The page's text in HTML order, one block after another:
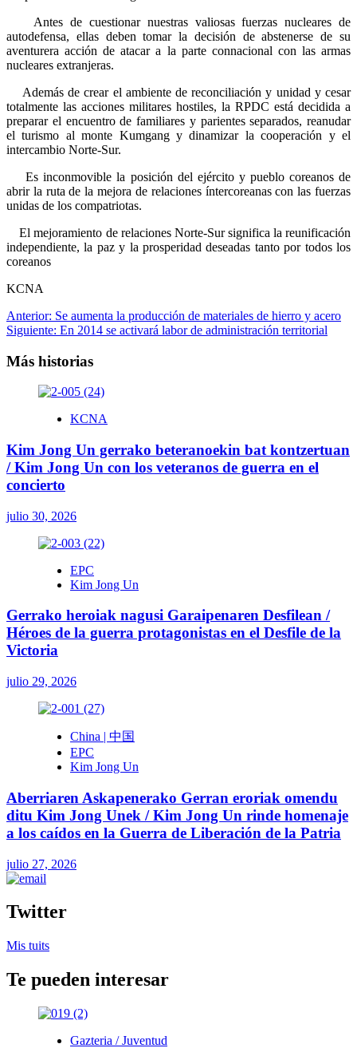
Antes de cuestionar nuestras valiosas fuerzas nucleares de
autodefensa, ellas deben tomar la decisión de abstenerse de su
aventurera acción de atacar a la parte connacional con las armas
nucleares extranjeras.
Además de crear el ambiente de reconciliación y unidad y cesar
totalmente las acciones militares hostiles, la RPDC está decidida a
preparar el encuentro de familiares y parientes separados, reanudar
el turismo al monte Kumgang y dinamizar la cooperación y el
intercambio Norte-Sur.
Es inconmovible la posición del ejército y pueblo coreanos de
abrir la ruta de la mejora de relaciones íntercoreanas con las fuerzas
unidas de los compatriotas.
El mejoramiento de relaciones Norte-Sur significa la reunificación
independiente, la paz y la prosperidad deseadas tanto por todos los
coreanos
KCNA
Navegación
de
entradas
Anterior: Se aumenta la producción de materiales de hierro y acero
Siguiente: En 2014 se activará labor de administración territorial
Más historias
KCNA
Kim Jong Un gerrako beteranoekin bat kontzertuan
/ Kim Jong Un con los veteranos de guerra en el
concierto
julio 30, 2026
EPC
Kim Jong Un
Gerrako heroiak nagusi Garaipenaren Desfilean /
Héroes de la guerra protagonistas en el Desfile de la
Victoria
julio 29, 2026
China | 中国
EPC
Kim Jong Un
Aberriaren Askapenerako Gerran eroriak omendu
ditu Kim Jong Unek / Kim Jong Un rinde homenaje
a los caídos en la Guerra de Liberación de la Patria
julio 27, 2026
Twitter
Mis tuits
Te pueden interesar
Gazteria / Juventud